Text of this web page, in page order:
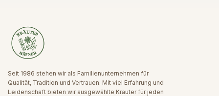
Seit 1986 stehen wir als Familienunternehmen für
Qualität, Tradition und Vertrauen. Mit viel Erfahrung und
Leidenschaft bieten wir ausgewählte Kräuter für jeden